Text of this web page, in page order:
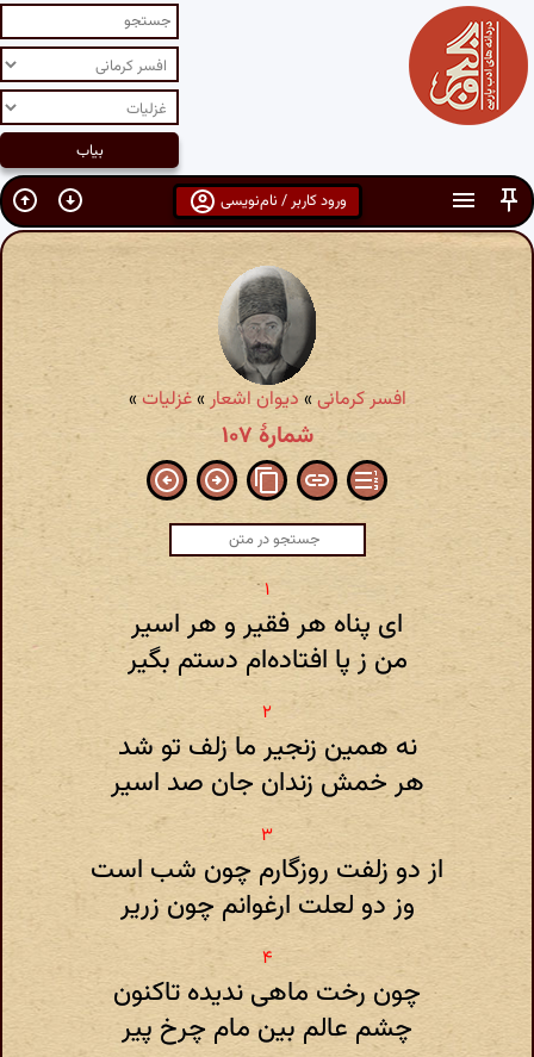
ورود کاربر / نام‌نویسی
افسر کرمانی» دیوان اشعار »غزلیات»
شمارهٔ ۱۰۷
ای پناه هر فقیر و هر اسیر
من ز پا افتاده‌ام دستم بگیر
نه همین زنجیر ما زلف تو شد
هر خمش زندان جان صد اسیر
از دو زلفت روزگارم چون شب است
وز دو لعلت ارغوانم چون زریر
چون رخت ماهی ندیده تاکنون
چشم عالم بین مام چرخ پیر